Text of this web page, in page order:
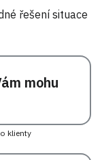
řešení situace
mohu
klienty